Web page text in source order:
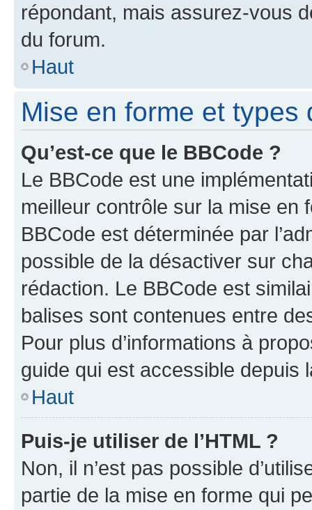
répondant, mais assurez-vous
du forum.
Haut
Mise en forme et types
Qu’est-ce que le BBCode ?
Le BBCode est une
meilleur contrôle sur la mise en
BBCode est déterminée par
possible de la désactiver sur
rédaction. Le BBCode est
balises sont contenues entre
Pour plus d’informations à
guide qui est accessible depuis
Haut
Puis-je utiliser de l’HTML ?
Non, il n’est pas possible
partie de la mise en forme qui